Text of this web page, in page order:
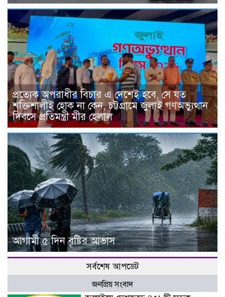
প্রত্যেক অপরাধীর বিচার এ দেশেই হবে, সে যত
শক্তিশালীই হোক না কেন, চট্টগ্রামে জুলাই গণঅভ্যুত্থান
দিবসে প্রতিমন্ত্রী মীর হেলাল
আগামী ৫ দিন বৃষ্টির আভাস
সর্বশেষ আপডেট
জনপ্রিয় সংবাদ